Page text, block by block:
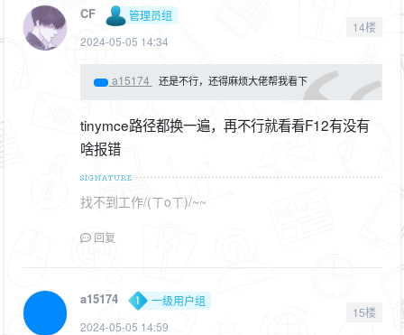
CF
管理员组
2024-05-05 14:34
14楼
a15174 还是不行，还得麻烦大佬帮我看下
tinymce路径都换一遍，再不行就看看F12有没有
啥报错
找不到工作/(ㄒoㄒ)/~~
回复
a15174
一级用户组
2024-05-05 14:59
15楼